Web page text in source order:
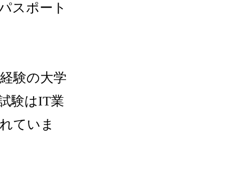
スポート
験の大学
験はIT業
ていま